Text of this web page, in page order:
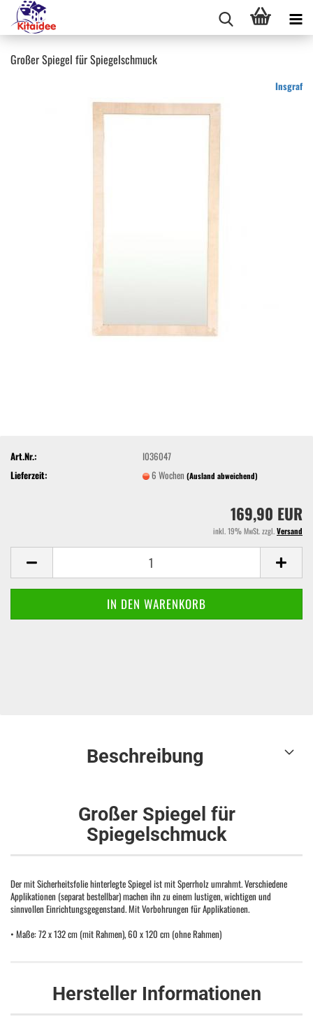
Großer Spiegel für Spiegelschmuck
Insgraf
Art.Nr.:
I036047
Lieferzeit:
6 Wochen(Ausland abweichend)
169,90 EUR
inkl. 19% MwSt. zzgl.Versand
Beschreibung
Großer Spiegel für
Spiegelschmuck
Der mit Sicherheitsfolie hinterlegte Spiegel ist mit Sperrholz umrahmt. Verschiedene
Applikationen (separat bestellbar) machen ihn zu einem lustigen, wichtigen und
sinnvollen Einrichtungsgegenstand. Mit Vorbohrungen für Applikationen.
• Maße: 72 x 132 cm (mit Rahmen), 60 x 120 cm (ohne Rahmen)
Hersteller Informationen